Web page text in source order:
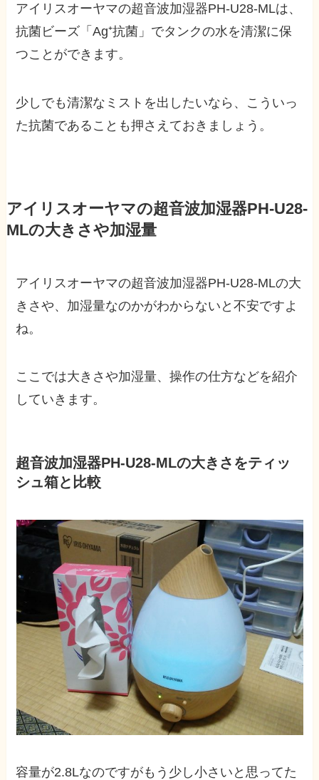
アイリスオーヤマの超音波加湿器PH-U28-MLは、
抗菌ビーズ「Ag⁺抗菌」でタンクの水を清潔に保
つことができます。
少しでも清潔なミストを出したいなら、こういっ
た抗菌であることも押さえておきましょう。
アイリスオーヤマの超音波加湿器PH-U28-
MLの大きさや加湿量
アイリスオーヤマの超音波加湿器PH-U28-MLの大
きさや、加湿量なのかがわからないと不安ですよ
ね。
ここでは大きさや加湿量、操作の仕方などを紹介
していきます。
超音波加湿器PH-U28-MLの大きさをティッ
シュ箱と比較
容量が2.8Lなのですがもう少し小さいと思ってた